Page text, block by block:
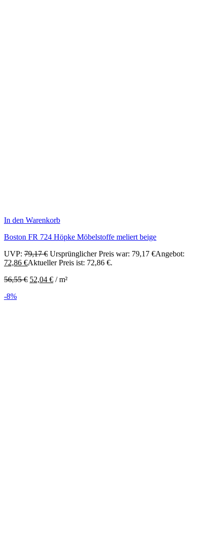
In den Warenkorb
Boston FR 724 Höpke Möbelstoffe meliert beige
UVP: 79,17€ Ursprünglicher Preis war: 79,17 €Angebot:
72,86 €Aktueller Preis ist: 72,86 €.
56,55€ 52,04 € /m²
-8%